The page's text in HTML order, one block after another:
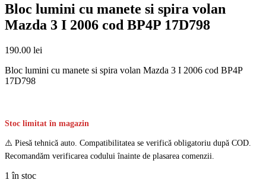
Bloc lumini cu manete si spira volan
Mazda 3 I 2006 cod BP4P 17D798
190.00 lei
Bloc lumini cu manete si spira volan Mazda 3 I 2006 cod BP4P
17D798
Stoc limitat în magazin
⚠️ Piesă tehnică auto. Compatibilitatea se verifică obligatoriu după COD.
Recomandăm verificarea codului înainte de plasarea comenzii.
1 în stoc